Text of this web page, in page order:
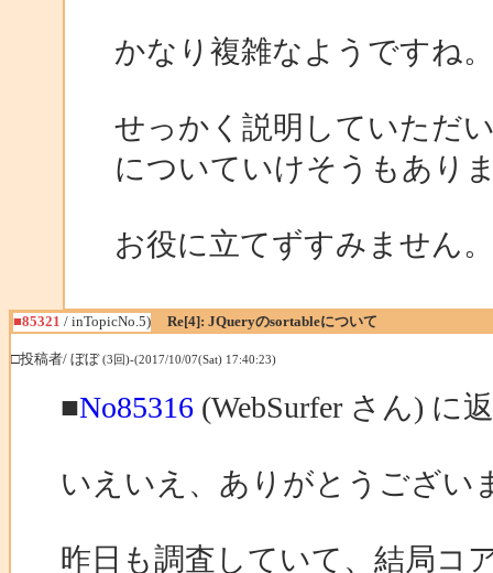
かなり複雑なようですね。
せっかく説明していただ
についていけそうもあり
お役に立てずすみません
■85321 / inTopicNo.5) Re[4]: JQueryのsortableについて
□投稿者/ ぼぼ(3回)-(2017/10/07(Sat) 17:40:23)
■No85316 (WebSurfer さん) に
いえいえ、ありがとうござい
昨日も調査していて、結局コ